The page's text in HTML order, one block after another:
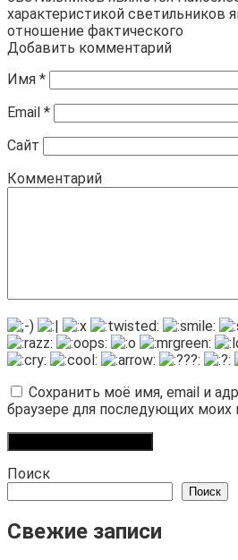
характеристикой светильников
отношение фактического
Добавить комментарий
Имя *
Email *
Сайт
Комментарий
Сохранить моё имя, email и
браузере для последующих моих
Поиск
Поиск
Свежие записи